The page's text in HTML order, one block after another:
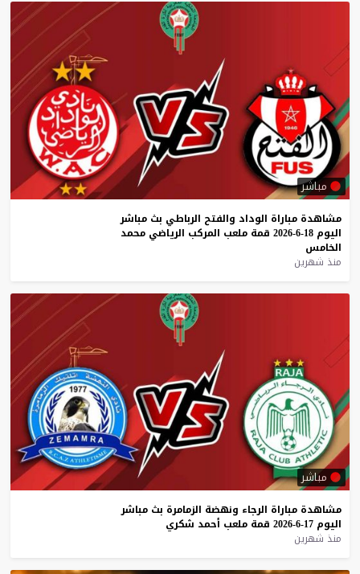
مباشر
مشاهدة مباراة الوداد والفتح الرباطي بث مباشر
اليوم 18-6-2026 قمة ملعب المركب الرياضي محمد
الخامس
منذ شهرين
مباشر
مشاهدة مباراة الرجاء ونهضة الزمامرة بث مباشر
اليوم 17-6-2026 قمة ملعب أحمد شكري
منذ شهرين